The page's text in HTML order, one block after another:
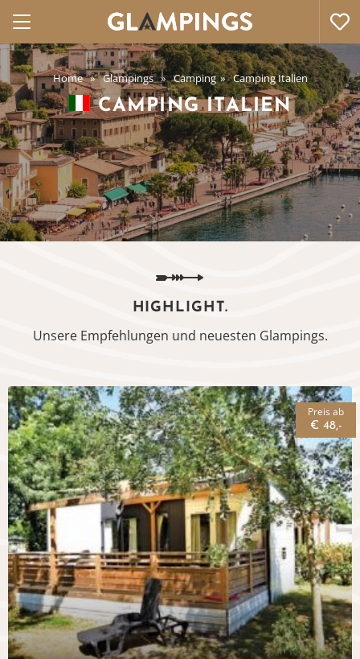
Home Glampings Camping Camping Italien
CAMPING ITALIEN
HIGHLIGHT.
Unsere Empfehlungen und neuesten Glampings.
Preis ab
€ 48,-